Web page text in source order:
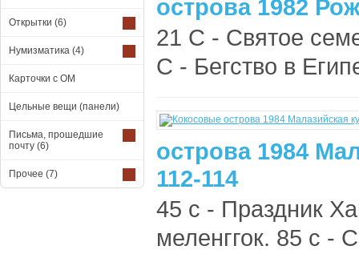
Открытки (6)
Нумизматика (4)
Карточки с ОМ
Цельные вещи (панели)
Письма, прошедшие
почту (6)
Прочее (7)
острова 1982
21 C - Святое
C - Бегство в
острова 1984
112-114
45 c - Праздник
меленггок. 85 c -